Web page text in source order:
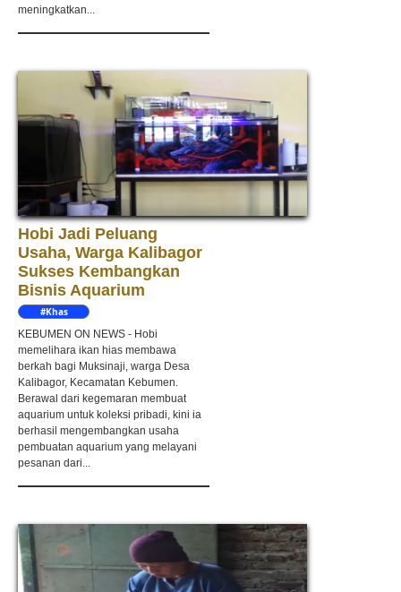
meningkatkan...
Hobi Jadi Peluang
Usaha, Warga Kalibagor
Sukses Kembangkan
Bisnis Aquarium
#Khas
KEBUMEN ON NEWS - Hobi
memelihara ikan hias membawa
berkah bagi Muksinaji, warga Desa
Kalibagor, Kecamatan Kebumen.
Berawal dari kegemaran membuat
aquarium untuk koleksi pribadi, kini ia
berhasil mengembangkan usaha
pembuatan aquarium yang melayani
pesanan dari...